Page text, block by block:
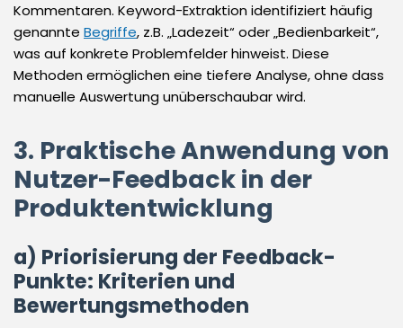
Kommentaren. Keyword-Extraktion identifiziert häufig
genannte Begriffe, z.B. „Ladezeit“ oder „Bedienbarkeit“,
was auf konkrete Problemfelder hinweist. Diese
Methoden ermöglichen eine tiefere Analyse, ohne dass
manuelle Auswertung unüberschaubar wird.
3. Praktische Anwendung von
Nutzer-Feedback in der
Produktentwicklung
a) Priorisierung der Feedback-
Punkte: Kriterien und
Bewertungsmethoden